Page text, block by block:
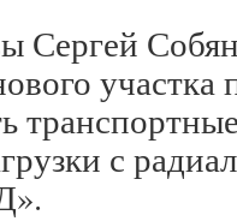
Сергей
участка
с